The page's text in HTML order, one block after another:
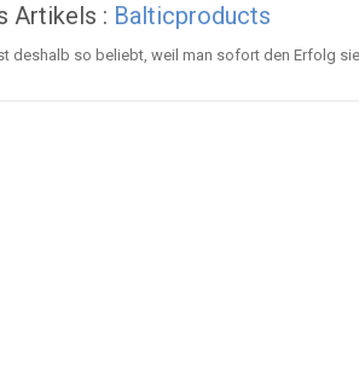
Artikels : Balticproducts
deshalb so beliebt, weil man sofort den Erfolg